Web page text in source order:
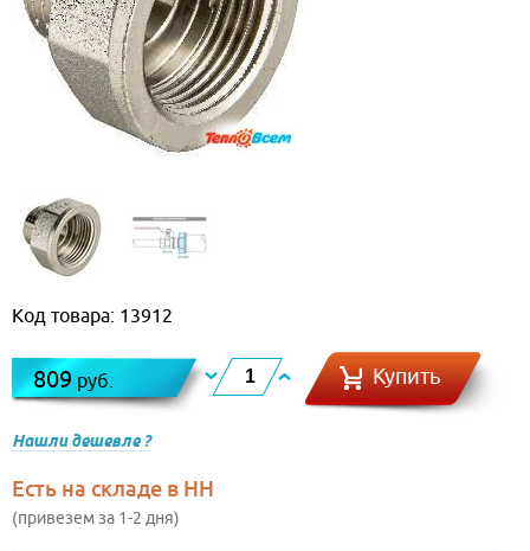
Код товара: 13912
809 руб. Купить
Нашли дешевле ?
Есть на складе в НН
(привезем за 1-2 дня)